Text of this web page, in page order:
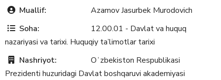
Muallif:
Azamov Jasurbek Murodovich
Soha:
12.00.01 - Davlat va huquq
nazariyasi va tarixi. Huquqiy ta’limotlar tarixi
Nashriyot:
Oʻzbekiston Respublikasi
Prezidenti huzuridagi Davlat boshqaruvi akademiyasi